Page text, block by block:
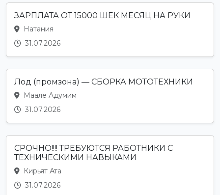
ЗАРПЛАТА ОТ 15000 ШЕК МЕСЯЦ НА РУКИ
Натания
31.07.2026
Лод (промзона) — СБОРКА МОТОТЕХНИКИ
Маале Адумим
31.07.2026
СРОЧНО!!!! ТРЕБУЮТСЯ РАБОТНИКИ С
ТЕХНИЧЕСКИМИ НАВЫКАМИ
Кирьят Ата
31.07.2026